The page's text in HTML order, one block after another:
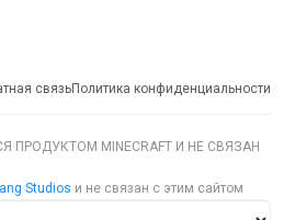
связьПолитика конфиденциальности
ПРОДУКТОМ MINECRAFT И НЕ СВЯЗАН
Studios и не связан с этим сайтом